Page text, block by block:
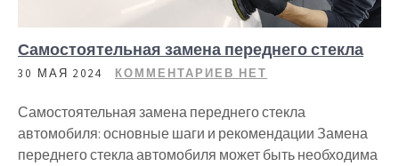
Самостоятельная замена переднего стекла
30 МАЯ 2024 КОММЕНТАРИЕВ НЕТ
Самостоятельная замена переднего стекла
автомобиля: основные шаги и рекомендации Замена
переднего стекла автомобиля может быть необходима